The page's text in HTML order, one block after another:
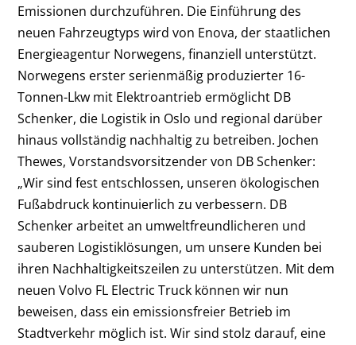
Emissionen durchzuführen. Die Einführung des
neuen Fahrzeugtyps wird von Enova, der staatlichen
Energieagentur Norwegens, finanziell unterstützt.
Norwegens erster serienmäßig produzierter 16-
Tonnen-Lkw mit Elektroantrieb ermöglicht DB
Schenker, die Logistik in Oslo und regional darüber
hinaus vollständig nachhaltig zu betreiben. Jochen
Thewes, Vorstandsvorsitzender von DB Schenker:
„Wir sind fest entschlossen, unseren ökologischen
Fußabdruck kontinuierlich zu verbessern. DB
Schenker arbeitet an umweltfreundlicheren und
sauberen Logistiklösungen, um unsere Kunden bei
ihren Nachhaltigkeitszeilen zu unterstützen. Mit dem
neuen Volvo FL Electric Truck können wir nun
beweisen, dass ein emissionsfreier Betrieb im
Stadtverkehr möglich ist. Wir sind stolz darauf, eine